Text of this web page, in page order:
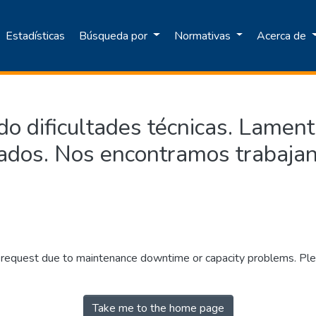
Estadísticas Búsqueda por Normativas Acerca de
dificultades técnicas.
Nos encontramos
due to maintenance downtime or capacity problems.
Take me to the home page